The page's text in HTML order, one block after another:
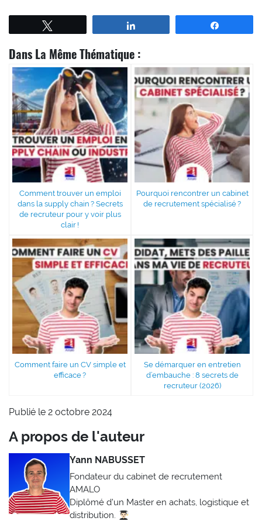
Dans La Même Thématique :
Comment trouver un emploi
dans la supply chain ? Secrets
de recruteur pour y voir plus
clair !
Pourquoi rencontrer un cabinet
de recrutement spécialisé ?
Comment faire un CV simple et
efficace ?
Se démarquer en entretien
d’embauche : 8 secrets de
recruteur (2026)
Publié le 2 octobre 2024
A propos de l'auteur
Yann NABUSSET
Fondateur du cabinet de recrutement
AMALO
Diplômé d'un Master en achats, logistique et
distribution. 👨🏻‍🎓